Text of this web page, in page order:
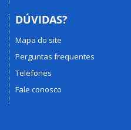
DÚVIDAS?
Mapa do site
Perguntas frequentes
Telefones
Fale conosco